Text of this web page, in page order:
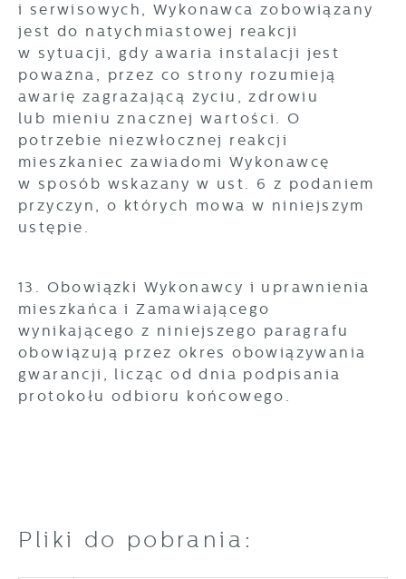
i serwisowych, Wykonawca zobowiązany
jest do natychmiastowej reakcji
w sytuacji, gdy awaria instalacji jest
poważna, przez co strony rozumieją
awarię zagrażającą życiu, zdrowiu
lub mieniu znacznej wartości. O
potrzebie niezwłocznej reakcji
mieszkaniec zawiadomi Wykonawcę
w sposób wskazany w ust. 6 z podaniem
przyczyn, o których mowa w niniejszym
ustępie.
13. Obowiązki Wykonawcy i uprawnienia
mieszkańca i Zamawiającego
wynikającego z niniejszego paragrafu
obowiązują przez okres obowiązywania
gwarancji, licząc od dnia podpisania
protokołu odbioru końcowego.
Pliki do pobrania: